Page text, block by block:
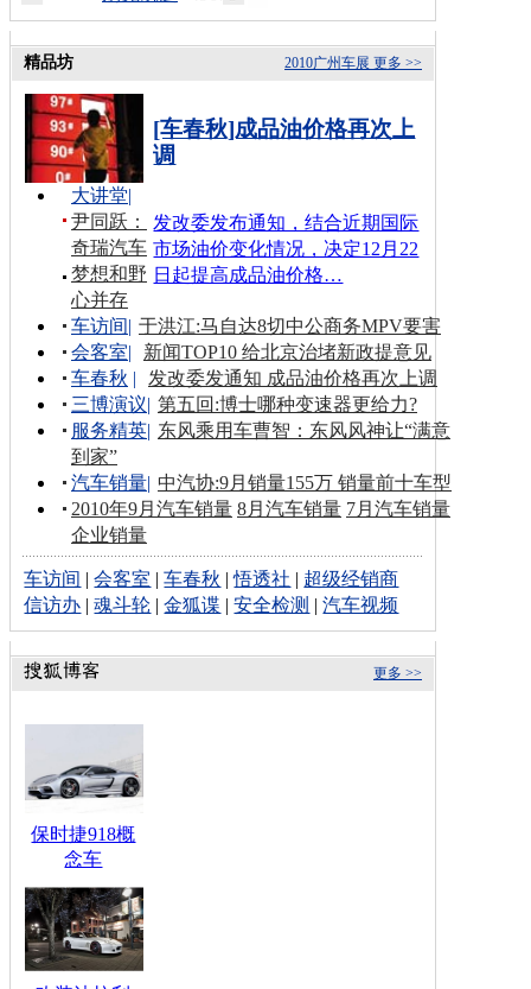
更多 >>
2010广州车展
精品坊
[车春秋]成品油价格再次上
调
发改委发布通知，结合近期国际
市场油价变化情况，决定12月22
日起提高成品油价格…
大讲堂|
尹同跃：
奇瑞汽车
梦想和野
心并存
车访间| 于洪江:马自达8切中公商务MPV要害
会客室|
新闻TOP10 给北京治堵新政提意见
车春秋 |
发改委发通知 成品油价格再次上调
三博演议| 第五回:博士哪种变速器更给力?
服务精英| 东风乘用车曹智：东风风神让“满意
到家”
汽车销量| 中汽协:9月销量155万 销量前十车型
2010年9月汽车销量 8月汽车销量 7月汽车销量
企业销量
车访间 |会客室 |车春秋 |悟透社 | 超级经销商
信访办 |魂斗轮 |金狐谍 |安全检测 |汽车视频
更多 >>
保时捷918概
念车